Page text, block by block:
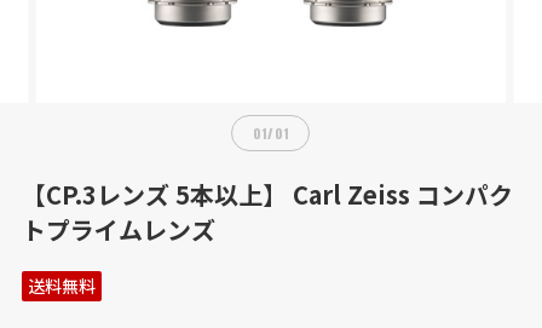
01/01
【CP.3レンズ 5本以上】 Carl Zeiss コンパク
トプライムレンズ
送料無料